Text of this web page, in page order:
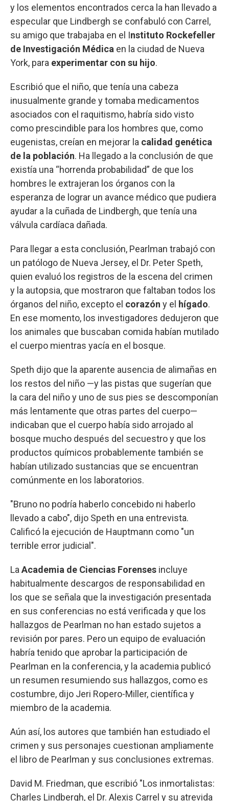
y los elementos encontrados cerca la han llevado a
especular que Lindbergh se confabuló con Carrel,
su amigo que trabajaba en el Instituto Rockefeller
de Investigación Médica en la ciudad de Nueva
York, para experimentar con su hijo.
Escribió que el niño, que tenía una cabeza
inusualmente grande y tomaba medicamentos
asociados con el raquitismo, habría sido visto
como prescindible para los hombres que, como
eugenistas, creían en mejorar la calidad genética
de la población. Ha llegado a la conclusión de que
existía una “horrenda probabilidad” de que los
hombres le extrajeran los órganos con la
esperanza de lograr un avance médico que pudiera
ayudar a la cuñada de Lindbergh, que tenía una
válvula cardíaca dañada.
Para llegar a esta conclusión, Pearlman trabajó con
un patólogo de Nueva Jersey, el Dr. Peter Speth,
quien evaluó los registros de la escena del crimen
y la autopsia, que mostraron que faltaban todos los
órganos del niño, excepto el corazón y el hígado.
En ese momento, los investigadores dedujeron que
los animales que buscaban comida habían mutilado
el cuerpo mientras yacía en el bosque.
Speth dijo que la aparente ausencia de alimañas en
los restos del niño —y las pistas que sugerían que
la cara del niño y uno de sus pies se descomponían
más lentamente que otras partes del cuerpo—
indicaban que el cuerpo había sido arrojado al
bosque mucho después del secuestro y que los
productos químicos probablemente también se
habían utilizado sustancias que se encuentran
comúnmente en los laboratorios.
"Bruno no podría haberlo concebido ni haberlo
llevado a cabo", dijo Speth en una entrevista.
Calificó la ejecución de Hauptmann como "un
terrible error judicial".
La Academia de Ciencias Forenses incluye
habitualmente descargos de responsabilidad en
los que se señala que la investigación presentada
en sus conferencias no está verificada y que los
hallazgos de Pearlman no han estado sujetos a
revisión por pares. Pero un equipo de evaluación
habría tenido que aprobar la participación de
Pearlman en la conferencia, y la academia publicó
un resumen resumiendo sus hallazgos, como es
costumbre, dijo Jeri Ropero-Miller, científica y
miembro de la academia.
Aún así, los autores que también han estudiado el
crimen y sus personajes cuestionan ampliamente
el libro de Pearlman y sus conclusiones extremas.
David M. Friedman, que escribió "Los inmortalistas:
Charles Lindbergh, el Dr. Alexis Carrel y su atrevida